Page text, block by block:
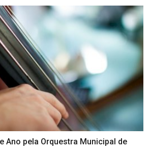
Ano pela Orquestra Municipal de